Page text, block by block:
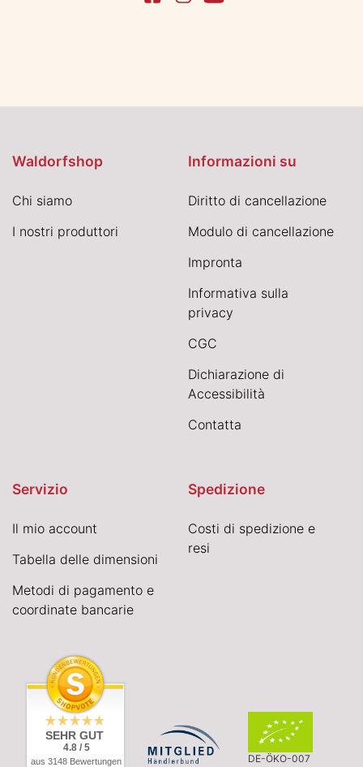
Waldorfshop
Chi siamo
I nostri produttori
Informazioni su
Diritto di cancellazione
Modulo di cancellazione
Impronta
Informativa sulla
privacy
CGC
Dichiarazione di
Accessibilità
Contatta
Servizio
Il mio account
Tabella delle dimensioni
Metodi di pagamento e
coordinate bancarie
Spedizione
Costi di spedizione e
resi
SEHR GUT
4.8 / 5
aus 3148 Bewertungen
DE-ÖKO-007